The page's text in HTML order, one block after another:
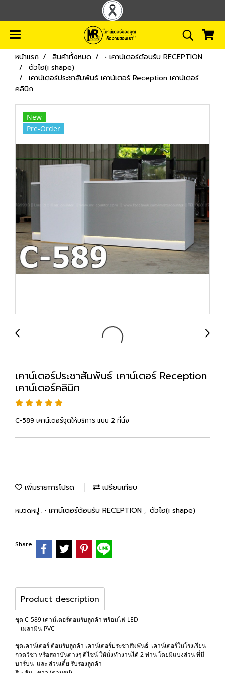
หน้าแรก สินค้าทั้งหมด
• เคาน์เตอร์ต้อนรับ RECEPTION
ตัวไอ(i shape)
เคาน์เตอร์ประชาสัมพันธ์ เคาน์เตอร์ Reception เคาน์เตอร์
คลินิก
New
Pre-Order
เคาน์เตอร์ประชาสัมพันธ์ เคาน์เตอร์ Reception
เคาน์เตอร์คลินิก
C-589 เคาน์เตอร์จุดให้บริการ แบบ 2 ที่นั่ง
เพิ่มรายการโปรด เปรียบเทียบ
หมวดหมู่ : • เคาน์เตอร์ต้อนรับ RECEPTION , ตัวไอ(i shape)
Share
Product description
ชุด C-589 เคาน์เตอร์ตอนรับลูกค้า พร้อมไฟ LED
-- เมลามีน-PVC --
ชุดเคาน์เตอร์ ต้อนรับลูกค้า เคาน์เตอร์ประชาสัมพันธ์ เคาน์เตอร์ในโรงเรียน
กวดวิชา หรือสถาบันต่างๆ ดีไซน์ ให้นั่งทำงานได้ 2 ท่าน โดยมีแบ่งส่วน ที่มี
บาร์บน และ ส่วนเตี้ย รับรองลูกค้า